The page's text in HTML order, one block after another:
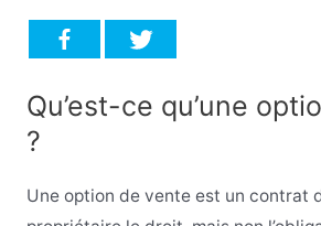
Qu’est-ce qu’une
?
Une option de vente est un contrat